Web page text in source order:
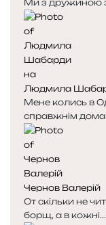
Ми з дружиною
Людмила
Мене колись в
справжнім
Чернов Валерій
От скільки не
борщ, а в кожні...